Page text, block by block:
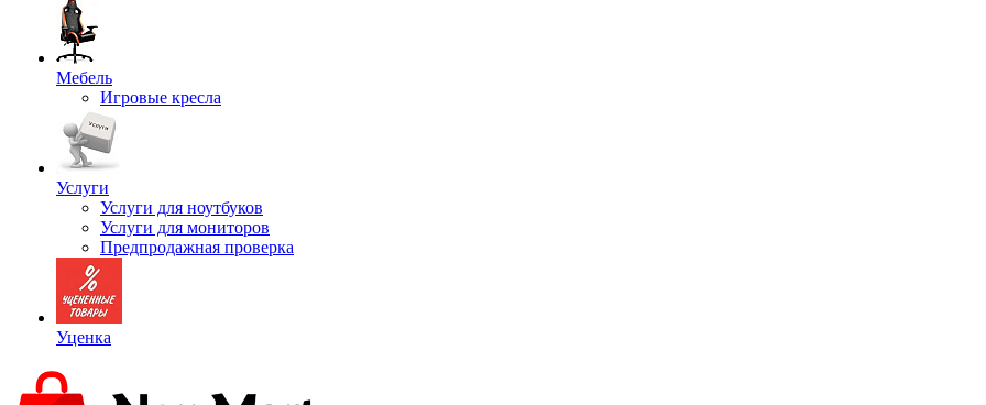
Мебель
Игровые кресла
Услуги
Услуги для ноутбуков
Услуги для мониторов
Предпродажная проверка
Уценка